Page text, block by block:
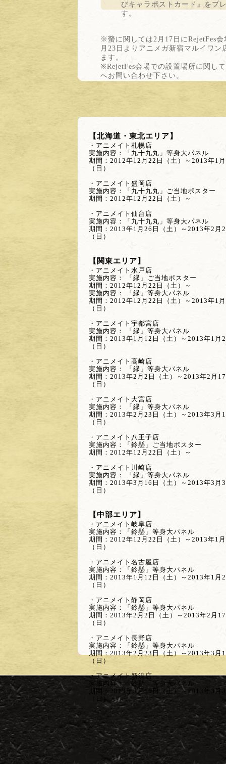
びキャラポストカード』をプ
す。
※ 螢に関しては2月17日にRejetFes
月23日よりアニメガ新宿マルイワン
ます。
※RejetFes会場での設置場所に関し
へお問い合わせ下さい。
【北海道・東北エリア】
・アニメイト札幌店
実施内容：「九十九丸」等身大パネル
期間：2012年12月22日（土）～2013年1
（日）
・アニメイト盛岡店
実施内容：「九十九丸」ご当地ポスター
期間：2012年12月22日（土）～
・アニメイト仙台店
実施内容：「九十九丸」等身大パネル
期間：2013年1月26日（土）～2013年2月
（日）
【関東エリア】
・アニメイト水戸店
実施内容： 「縁」ご当地ポスター
期間：2012年12月22日（土）～
実施内容： 「縁」等身大パネル
期間：2012年12月22日（土）～2013年1
（日）
・アニメイト宇都宮店
実施内容： 「縁」等身大パネル
期間：2013年1月12日（土）～2013年1月
（日）
・アニメイト高崎店
実施内容： 「縁」等身大パネル
期間：2013年2月2日（土）～2013年2月
（日）
・アニメイト大宮店
実施内容： 「縁」等身大パネル
期間：2013年2月23日（土）～2013年3月
（日）
・アニメイト八王子店
実施内容：「鈴懸」ご当地ポスター
期間：2012年12月22日（土）～
・アニメイト川崎店
実施内容： 「縁」等身大パネル
期間：2013年3月16日（土）～2013年3月
（日）
【中部エリア】
・アニメイト岐阜店
実施内容：「鈴懸」等身大パネル
期間：2012年12月22日（土）～2013年1
（日）
・アニメイト名古屋店
実施内容：「鈴懸」等身大パネル
期間：2013年1月12日（土）～2013年1月
（日）
・アニメイト静岡店
実施内容：「鈴懸」等身大パネル
期間：2013年2月2日（土）～2013年2月
（日）
・アニメイト長野店
実施内容：「鈴懸」等身大パネル
期間：2013年2月23日（土）～2013年3月
（日）
・アニメイト新潟店
実施内容：「鈴懸」等身大パネル
期間：2013年3月16日（土）～2013年3月
（日）